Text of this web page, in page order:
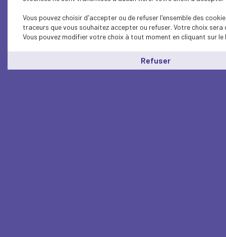
Vous pouvez choisir d'accepter ou de refuser l'ensemble des
traceurs que vous souhaitez accepter ou refuser. Votre choix
Vous pouvez modifier votre choix à tout moment en cliquant sur le
Refuser